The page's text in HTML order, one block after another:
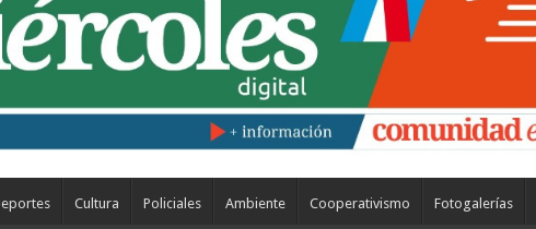
Cultura Policiales Ambiente Cooperativismo Fotogalerías